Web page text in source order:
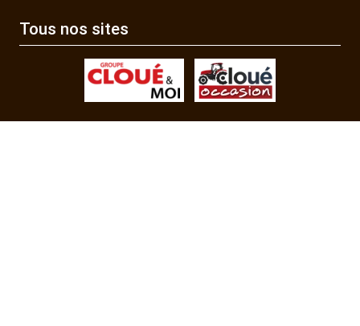
Tous nos sites